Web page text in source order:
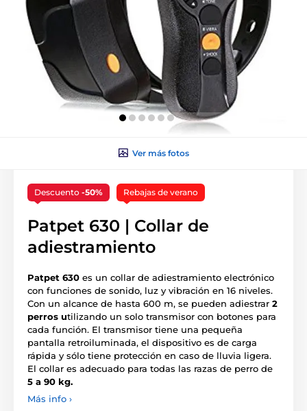
Ver más fotos
Descuento -50% Rebajas de verano
Patpet 630 | Collar de
adiestramiento
Patpet 630 es un collar de adiestramiento electrónico
con funciones de sonido, luz y vibración en 16 niveles.
Con un alcance de hasta 600 m, se pueden adiestrar 2
perros utilizando un solo transmisor con botones para
cada función. El transmisor tiene una pequeña
pantalla retroiluminada, el dispositivo es de carga
rápida y sólo tiene protección en caso de lluvia ligera.
El collar es adecuado para todas las razas de perro de
5 a 90 kg.
Más info ›